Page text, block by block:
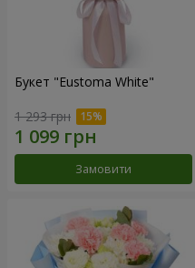
Букет "Eustoma White"
1 293 грн
Замовити